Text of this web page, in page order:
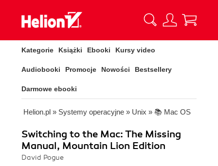
Kategorie Książki Ebooki Kursy video
Audiobooki Promocje Nowości Bestsellery
Darmowe ebooki
Helion.pl » Systemy operacyjne » Unix » 📚 Mac OS
Switching to the Mac: The Missing
Manual, Mountain Lion Edition
David Pogue